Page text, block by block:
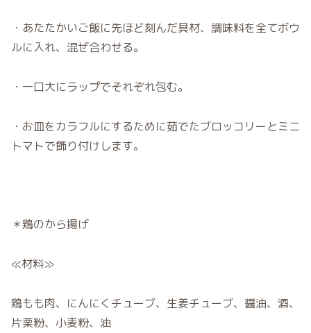
・あたたかいご飯に先ほど刻んだ具材、調味料を全てボウ
ルに入れ、混ぜ合わせる。
・一口大にラップでそれぞれ包む。
・お皿をカラフルにするために茹でたブロッコリーとミニ
トマトで飾り付けします。
＊鶏のから揚げ
≪材料≫
鶏もも肉、にんにくチューブ、生姜チューブ、醤油、酒、
片栗粉、小麦粉、油